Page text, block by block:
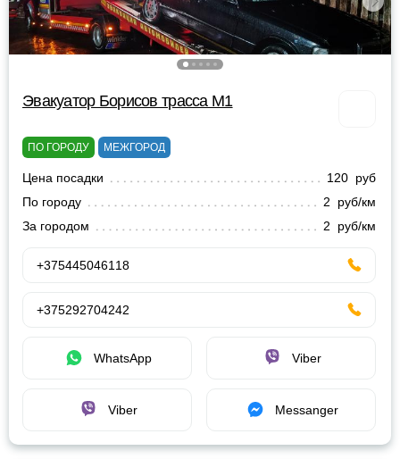
Эвакуатор Борисов трасса М1
ПО ГОРОДУ МЕЖГОРОД
Цена посадки
120 руб
По городу
2 руб/км
За городом
2 руб/км
+375445046118
+375292704242
WhatsApp Viber
Viber Messanger